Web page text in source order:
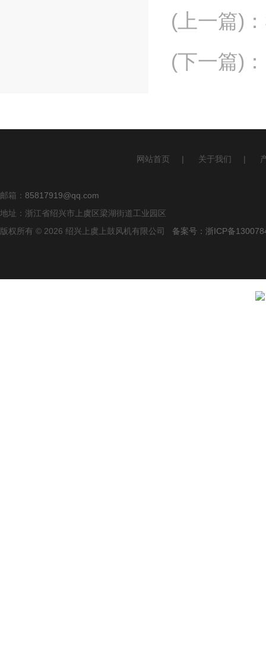
(上一篇) ：
(下一篇) ：
网站首页 | 关于我们 |
邮箱： 85817919@qq.com
地址：浙江省绍兴市上虞区梁湖街道工业园区
版权所有 © 2026 绍兴上虞上鼓风机有限公司 备案号：浙ICP备